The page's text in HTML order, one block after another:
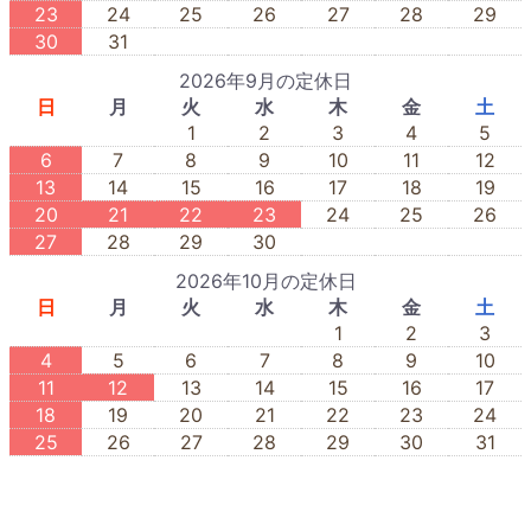
23
24 25 26 27 28
29
30
31
2026年9月の定休日
日
月 火 水 木 金
土
1
2 3 4
5
6
7 8 9 10 11
12
13
14 15 16 17 18
19
20
21 22 23 24 25
26
27
28 29
30
2026年10月の定休日
日
月 火 水 木 金
土
1
2
3
4
5 6 7 8 9
10
11
12 13 14 15 16
17
18
19 20 21 22 23
24
25
26 27 28 29 30 31